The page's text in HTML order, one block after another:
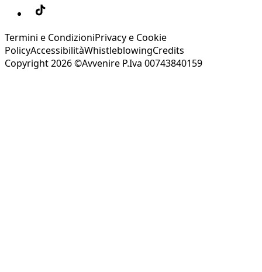
Termini e CondizioniPrivacy e Cookie
PolicyAccessibilitàWhistleblowingCredits
Copyright 2026 ©Avvenire P.Iva 00743840159